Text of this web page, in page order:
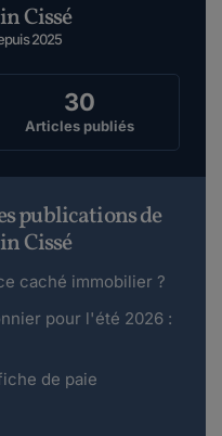
Cissé
2025
30
Articles publiés
publications de
Cissé
caché immobilier ?
pour l'été 2026 :
de paie